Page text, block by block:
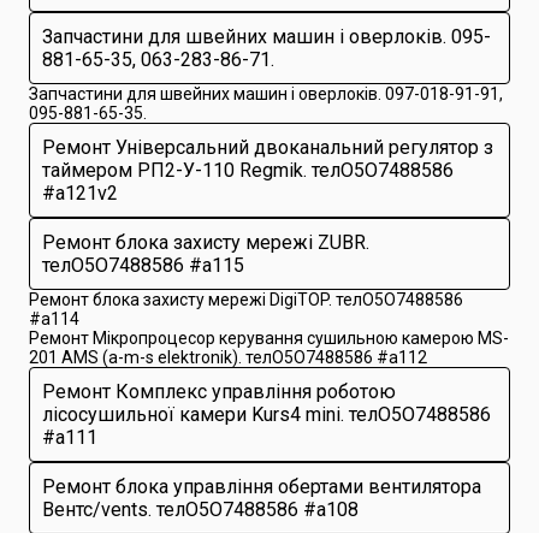
Запчастини для швейних машин і оверлоків. 095-
881-65-35, 063-283-86-71.
Запчастини для швейних машин і оверлоків. 097-018-91-91,
095-881-65-35.
Ремонт Універсальний двоканальний регулятор з
таймером РП2-У-110 Regmik. телО5O7488586
#a121v2
Ремонт блока захисту мережі ZUBR.
телО5O7488586 #a115
Ремонт блока захисту мережі DigiTOP. телО5O7488586
#a114
Ремонт Мікропроцесор керування сушильною камерою MS-
201 AMS (a-m-s elektronik). телО5O7488586 #a112
Ремонт Комплекс управління роботою
лісосушильної камери Kurs4 mini. телО5O7488586
#a111
Ремонт блока управління обертами вентилятора
Вентс/vents. телО5O7488586 #a108